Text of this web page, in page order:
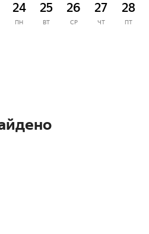
24
ПН
25
ВТ
26
СР
27
ЧТ
28
ПТ